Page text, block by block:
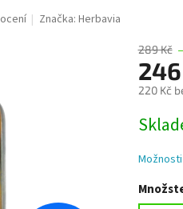
Značka:Herbavia
289 Kč
220 Kč
cena: